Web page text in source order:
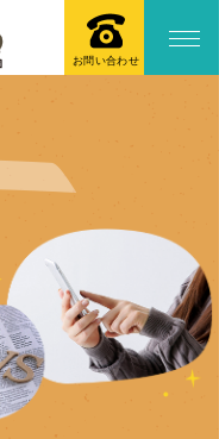
お問い合わせ